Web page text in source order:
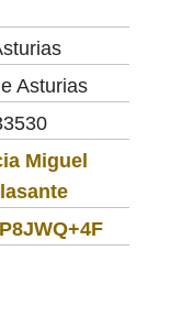
Asturias
Miguel